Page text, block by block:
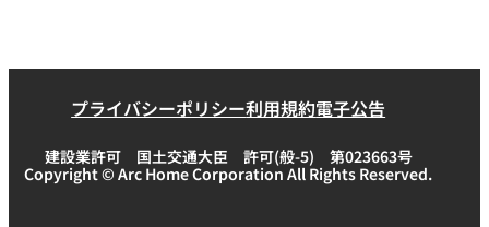
プライバシーポリシー利用規約電子公告
建設業許可 国土交通大臣 許可(般-5) 第023663号
Copyright © Arc Home Corporation All Rights Reserved.